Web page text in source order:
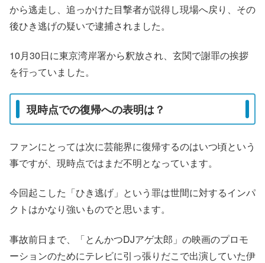
から逃走し、追っかけた目撃者が説得し現場へ戻り、その
後ひき逃げの疑いで逮捕されました。
10月30日に東京湾岸署から釈放され、玄関で謝罪の挨拶
を行っていました。
現時点での復帰への表明は？
ファンにとっては次に芸能界に復帰するのはいつ頃という
事ですが、現時点ではまだ不明となっています。
今回起こした「ひき逃げ」という罪は世間に対するインパ
クトはかなり強いものでと思います。
事故前日まで、「とんかつDJアゲ太郎」の映画のプロモ
ーションのためにテレビに引っ張りだこで出演していた伊